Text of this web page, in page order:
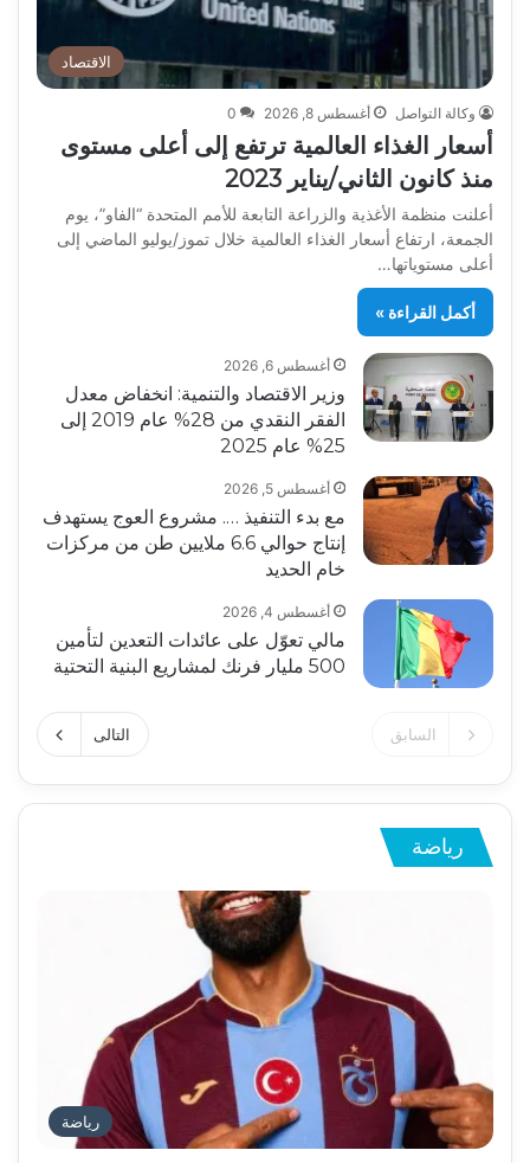
الاقتصاد
وكالة التواصل أغسطس 8, 2026 0
أسعار الغذاء العالمية ترتفع إلى أعلى مستوى
منذ كانون الثاني/يناير 2023
أعلنت منظمة الأغذية والزراعة التابعة للأمم المتحدة “الفاو”، يوم
الجمعة، ارتفاع أسعار الغذاء العالمية خلال تموز/يوليو الماضي إلى
أعلى مستوياتها…
أكمل القراءة »
أغسطس 6, 2026
وزير الاقتصاد والتنمية: انخفاض معدل
الفقر النقدي من 28% عام 2019 إلى
25% عام 2025
أغسطس 5, 2026
مع بدء التنفيذ …. مشروع العوج يستهدف
إنتاج حوالي 6.6 ملايين طن من مركزات
خام الحديد
أغسطس 4, 2026
مالي تعوّل على عائدات التعدين لتأمين
500 مليار فرنك لمشاريع البنية التحتية
السابق التالى
رياضة
رياضة